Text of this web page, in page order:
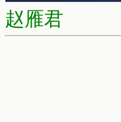
赵雁君